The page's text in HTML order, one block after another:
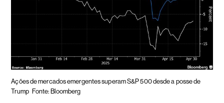
Ações de mercados emergentes superam S&P 500 desde a posse de
Trump Fonte: Bloomberg